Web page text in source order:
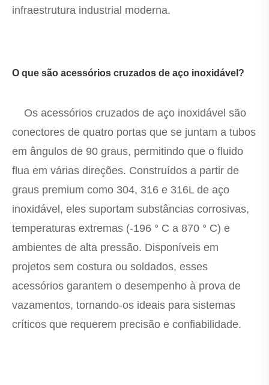
infraestrutura industrial moderna.
O que são acessórios cruzados de aço inoxidável?
Os acessórios cruzados de aço inoxidável são
conectores de quatro portas que se juntam a tubos
em ângulos de 90 graus, permitindo que o fluido
flua em várias direções. Construídos a partir de
graus premium como 304, 316 e 316L de aço
inoxidável, eles suportam substâncias corrosivas,
temperaturas extremas (-196 ° C a 870 ° C) e
ambientes de alta pressão. Disponíveis em
projetos sem costura ou soldados, esses
acessórios garantem o desempenho à prova de
vazamentos, tornando-os ideais para sistemas
críticos que requerem precisão e confiabilidade.